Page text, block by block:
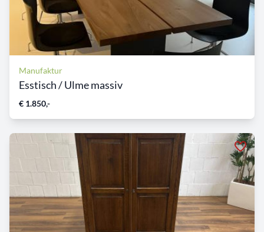
Manufaktur
Esstisch / Ulme massiv
€ 1.850,-